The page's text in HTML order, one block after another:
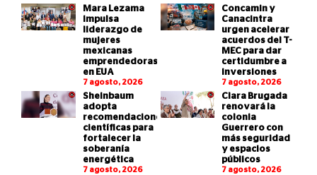
Mara Lezama
impulsa
liderazgo de
mujeres
mexicanas
emprendedoras
en EUA
7 agosto, 2026
Concamin y
Canacintra
urgen acelerar
acuerdos del T-
MEC para dar
certidumbre a
inversiones
7 agosto, 2026
Sheinbaum
adopta
recomendaciones
científicas para
fortalecer la
soberanía
energética
7 agosto, 2026
Clara Brugada
renovará la
colonia
Guerrero con
más seguridad
y espacios
públicos
7 agosto, 2026